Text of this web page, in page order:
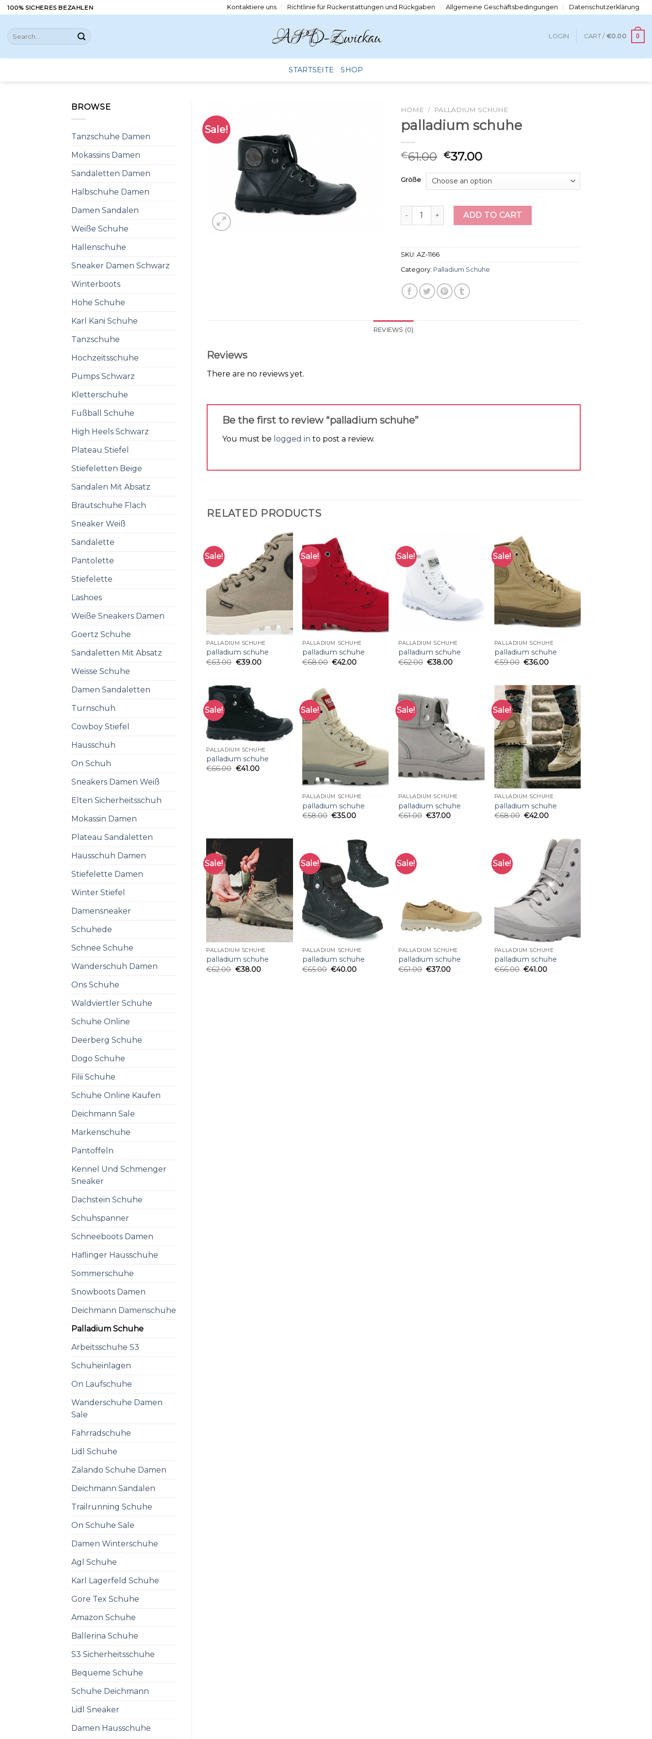
Skip
to
content
100% SICHERES BEZAHLEN Kontaktiere uns Richtlinie für Rückerstattungen und Rückgaben Allgemeine Geschäftsbedingungen Datenschutzerklärung
Search
for:
LOGIN CART / €0.00 0
STARTSEITE SHOP
BROWSE
Tanzschuhe Damen
Mokassins Damen
Sandaletten Damen
Halbschuhe Damen
Damen Sandalen
Weiße Schuhe
Hallenschuhe
Sneaker Damen Schwarz
Winterboots
Hohe Schuhe
Karl Kani Schuhe
Tanzschuhe
Hochzeitsschuhe
Pumps Schwarz
Kletterschuhe
Fußball Schuhe
High Heels Schwarz
Plateau Stiefel
Stiefeletten Beige
Sandalen Mit Absatz
Brautschuhe Flach
Sneaker Weiß
Sandalette
Pantolette
Stiefelette
Lashoes
Weiße Sneakers Damen
Goertz Schuhe
Sandaletten Mit Absatz
Weisse Schuhe
Damen Sandaletten
Turnschuh
Cowboy Stiefel
Hausschuh
On Schuh
Sneakers Damen Weiß
Elten Sicherheitsschuh
Mokassin Damen
Plateau Sandaletten
Hausschuh Damen
Stiefelette Damen
Winter Stiefel
Damensneaker
Schuhede
Schnee Schuhe
Wanderschuh Damen
Ons Schuhe
Waldviertler Schuhe
Schuhe Online
Deerberg Schuhe
Dogo Schuhe
Filii Schuhe
Schuhe Online Kaufen
Deichmann Sale
Markenschuhe
Pantoffeln
Kennel Und Schmenger
Sneaker
Dachstein Schuhe
Schuhspanner
Schneeboots Damen
Haflinger Hausschuhe
Sommerschuhe
Snowboots Damen
Deichmann Damenschuhe
Palladium Schuhe
Arbeitsschuhe S3
Schuheinlagen
On Laufschuhe
Wanderschuhe Damen
Sale
Fahrradschuhe
Lidl Schuhe
Zalando Schuhe Damen
Deichmann Sandalen
Trailrunning Schuhe
On Schuhe Sale
Damen Winterschuhe
Agl Schuhe
Karl Lagerfeld Schuhe
Gore Tex Schuhe
Amazon Schuhe
Ballerina Schuhe
S3 Sicherheitsschuhe
Bequeme Schuhe
Schuhe Deichmann
Lidl Sneaker
Damen Hausschuhe
Sale!
HOME / PALLADIUM SCHUHE
palladium schuhe
€61.00 €37.00
Größe
palladium schuhe quantityADD TO CART
SKU:AZ-1166
Category: Palladium Schuhe
REVIEWS (0)
Reviews
There are no reviews yet.
Be the first to review “palladium schuhe”
You must be logged in to post a review.
RELATED PRODUCTS
Sale!
PALLADIUM SCHUHE
palladium schuhe
€63.00 €39.00
Sale!
PALLADIUM SCHUHE
palladium schuhe
€68.00 €42.00
Sale!
PALLADIUM SCHUHE
palladium schuhe
€62.00 €38.00
Sale!
PALLADIUM SCHUHE
palladium schuhe
€59.00 €36.00
Sale!
PALLADIUM SCHUHE
palladium schuhe
€66.00 €41.00
Sale!
PALLADIUM SCHUHE
palladium schuhe
€58.00 €35.00
Sale!
PALLADIUM SCHUHE
palladium schuhe
€61.00 €37.00
Sale!
PALLADIUM SCHUHE
palladium schuhe
€68.00 €42.00
Sale!
PALLADIUM SCHUHE
palladium schuhe
€62.00 €38.00
Sale!
PALLADIUM SCHUHE
palladium schuhe
€65.00 €40.00
Sale!
PALLADIUM SCHUHE
palladium schuhe
€61.00 €37.00
Sale!
PALLADIUM SCHUHE
palladium schuhe
€66.00 €41.00